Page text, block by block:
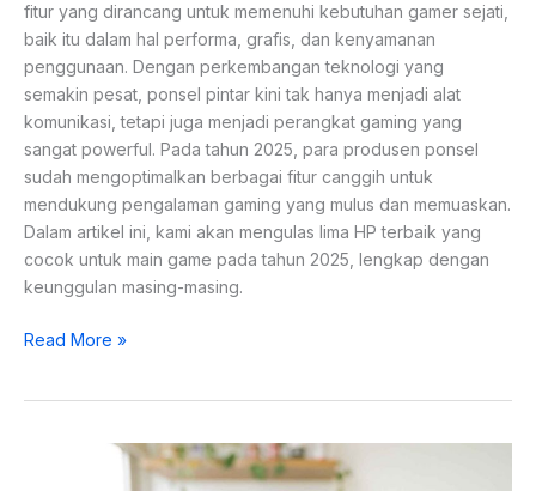
fitur yang dirancang untuk memenuhi kebutuhan gamer sejati,
baik itu dalam hal performa, grafis, dan kenyamanan
penggunaan. Dengan perkembangan teknologi yang
semakin pesat, ponsel pintar kini tak hanya menjadi alat
komunikasi, tetapi juga menjadi perangkat gaming yang
sangat powerful. Pada tahun 2025, para produsen ponsel
sudah mengoptimalkan berbagai fitur canggih untuk
mendukung pengalaman gaming yang mulus dan memuaskan.
Dalam artikel ini, kami akan mengulas lima HP terbaik yang
cocok untuk main game pada tahun 2025, lengkap dengan
keunggulan masing-masing.
Read More »